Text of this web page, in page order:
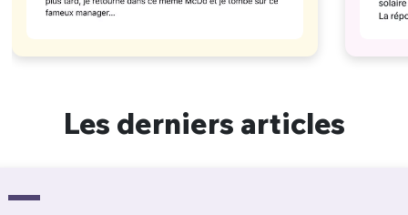
Les derniers articles